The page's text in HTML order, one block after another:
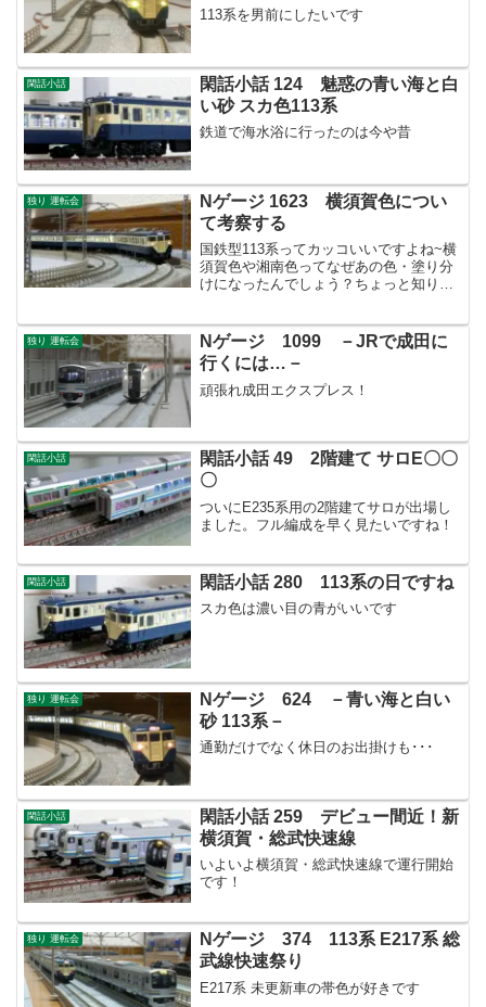
113系を男前にしたいです
閑話小話
閑話小話 124 魅惑の青い海と白
い砂 スカ色113系
鉄道で海水浴に行ったのは今や昔
独り 運転会
Nゲージ 1623 横須賀色につい
て考察する
国鉄型113系ってカッコいいですよね~横
須賀色や湘南色ってなぜあの色・塗り分
けになったんでしょう？ちょっと知りた
独り 運転会
Nゲージ 1099 －JRで成田に
行くには…－
頑張れ成田エクスプレス！
閑話小話
閑話小話 49 2階建て サロE〇〇
〇
ついにE235系用の2階建てサロが出場し
ました。フル編成を早く見たいですね！
閑話小話 閑話小話 280 113系の日ですね
スカ色は濃い目の青がいいです
独り 運転会
Nゲージ 624 －青い海と白い
砂 113系－
通勤だけでなく休日のお出掛けも･･･
閑話小話
閑話小話 259 デビュー間近！新
横須賀・総武快速線
いよいよ横須賀・総武快速線で運行開始
です！
独り 運転会
Nゲージ 374 113系 E217系 総
武線快速祭り
E217系 未更新車の帯色が好きです